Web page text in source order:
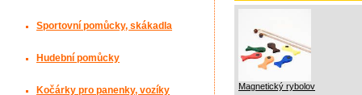
Magnetický rybolov
Sportovní pomůcky, skákadla
Hudební pomůcky
Kočárky pro panenky, vozíky